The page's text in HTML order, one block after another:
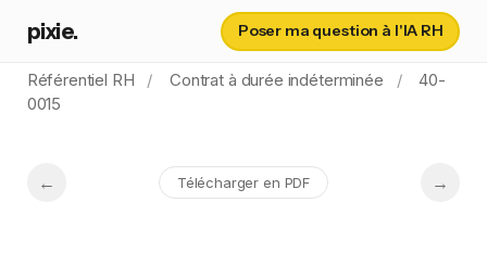
pixie. Poser ma question à l'IA RH
Référentiel RH Contrat à durée indéterminée
40-
0015
Télécharger en PDF